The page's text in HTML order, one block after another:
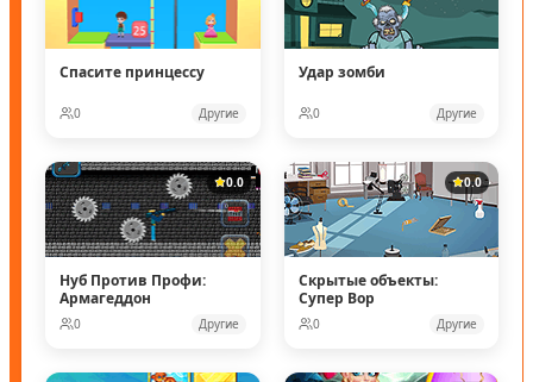
Спасите принцессу
0 Другие
Удар зомби
0 Другие
0.0
Нуб Против Профи:
Армагеддон
0 Другие
0.0
Скрытые объекты:
Супер Вор
0 Другие